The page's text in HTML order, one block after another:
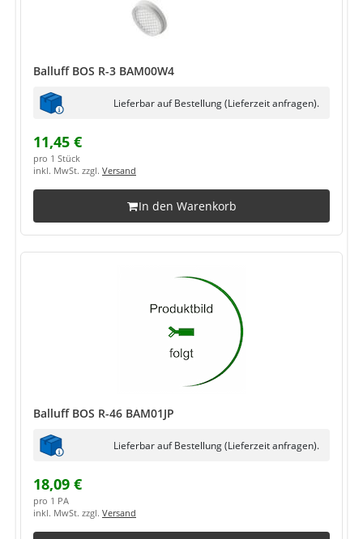
Balluff BOS R-3 BAM00W4
Lieferbar auf Bestellung (Lieferzeit anfragen).
11,45 €
pro 1 Stück
inkl. MwSt. zzgl. Versand
In den Warenkorb
Balluff BOS R-46 BAM01JP
Lieferbar auf Bestellung (Lieferzeit anfragen).
18,09 €
pro 1 PA
inkl. MwSt. zzgl. Versand